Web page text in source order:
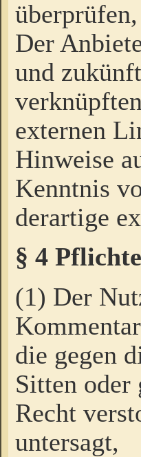
Der
und
externen
Hinweise
Kenntnis
derartige
§ 4
(1) Der
die gegen
Sitten oder
Recht
untersagt,